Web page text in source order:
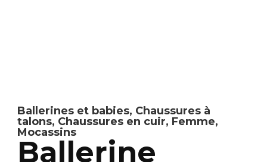
Ballerines et babies, Chaussures à
talons, Chaussures en cuir, Femme,
Mocassins
Ballerine